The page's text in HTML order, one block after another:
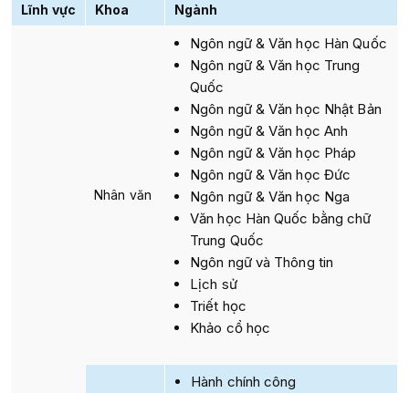
Lĩnh vực Khoa Ngành
Nhân văn
Ngôn ngữ & Văn học Hàn Quốc
Ngôn ngữ & Văn học Trung
Quốc
Ngôn ngữ & Văn học Nhật Bản
Ngôn ngữ & Văn học Anh
Ngôn ngữ & Văn học Pháp
Ngôn ngữ & Văn học Đức
Ngôn ngữ & Văn học Nga
Văn học Hàn Quốc bằng chữ
Trung Quốc
Ngôn ngữ và Thông tin
Lịch sử
Triết học
Khảo cổ học
Hành chính công